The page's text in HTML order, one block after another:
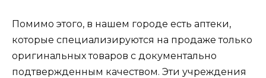
Помимо этого, в нашем городе есть аптеки,
которые специализируются на продаже только
оригинальных товаров с документально
подтвержденным качеством. Эти учреждения